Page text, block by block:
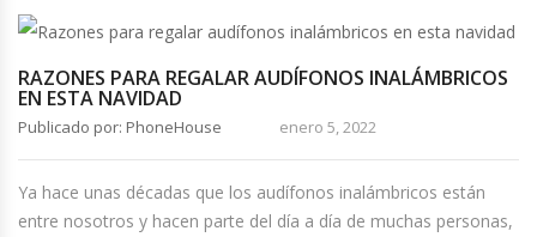
RAZONES PARA REGALAR AUDÍFONOS INALÁMBRICOS
EN ESTA NAVIDAD
Publicado por: PhoneHouse enero 5, 2022
Ya hace unas décadas que los audífonos inalámbricos están
entre nosotros y hacen parte del día a día de muchas personas,